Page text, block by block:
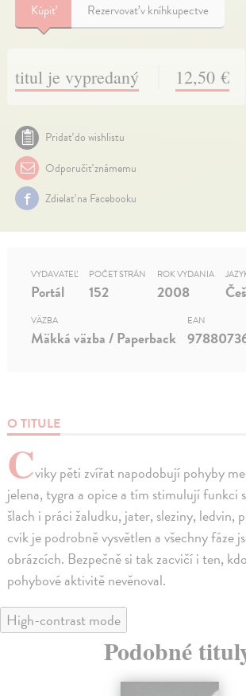
Kúpiť Rezervovať v kníhkupectve
titul je vypredaný 12,50 €
Pridať do wishlistu
Odporučiť známemu
Zdielať na Facebooku
O TITULE
Cviky pěti zvířat napodobují pohyby
jelena, tygra a opice a tím stimulují funkci
šlach i práci žaludku, jater, sleziny, ledvin,
cvik je podrobně vysvětlen a všechny fáze
obrázcích. Bezpečně si tak zacvičí i ten,
pohybové aktivitě nevěnoval.
VYDAVATEĽ
Portál
POČET STRÁN
152
ROK VYDANIA
2008
VÄZBA
Mäkká väzba / Paperback
EAN
High-contrast mode
Podobné